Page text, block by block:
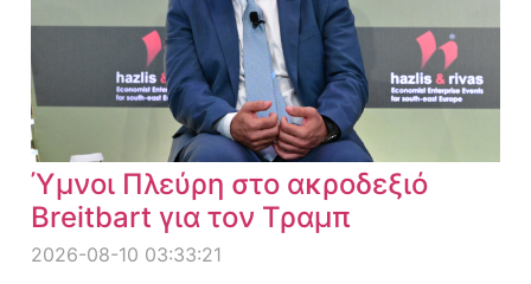
Ύμνοι Πλεύρη στο ακροδεξιό
Breitbart για τον Τραμπ
2026-08-10 03:33:21